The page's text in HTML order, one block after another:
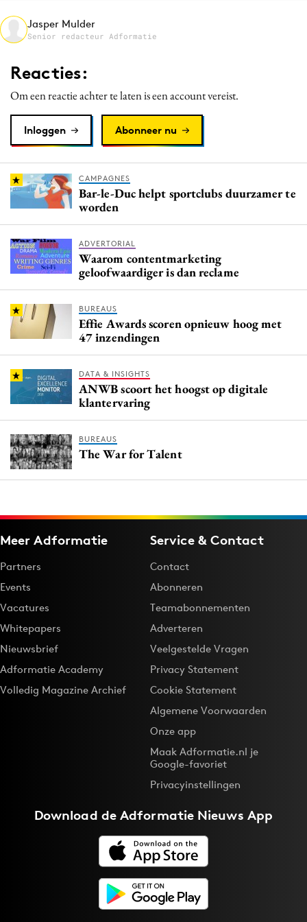
Media
Merkstrategie
Programmatic
Purpose Marketing
Reputatie & crisis
Jasper Mulder
Senior redacteur Adformatie
Reacties:
Om een reactie achter te laten is een account vereist.
Inloggen Abonneer nu
CAMPAGNES
Bar-le-Duc helpt sportclubs duurzamer te
worden
ADVERTORIAL
Waarom contentmarketing
geloofwaardiger is dan reclame
BUREAUS
Effie Awards scoren opnieuw hoog met
47 inzendingen
DATA & INSIGHTS
ANWB scoort het hoogst op digitale
klantervaring
BUREAUS
The War for Talent
Meer Adformatie
Partners
Events
Vacatures
Whitepapers
Nieuwsbrief
Adformatie Academy
Volledig Magazine Archief
Service & Contact
Contact
Abonneren
Teamabonnementen
Adverteren
Veelgestelde Vragen
Privacy Statement
Cookie Statement
Algemene Voorwaarden
Onze app
Maak Adformatie.nl je
Google-favoriet
Privacyinstellingen
Download deAdformatie Nieuws App